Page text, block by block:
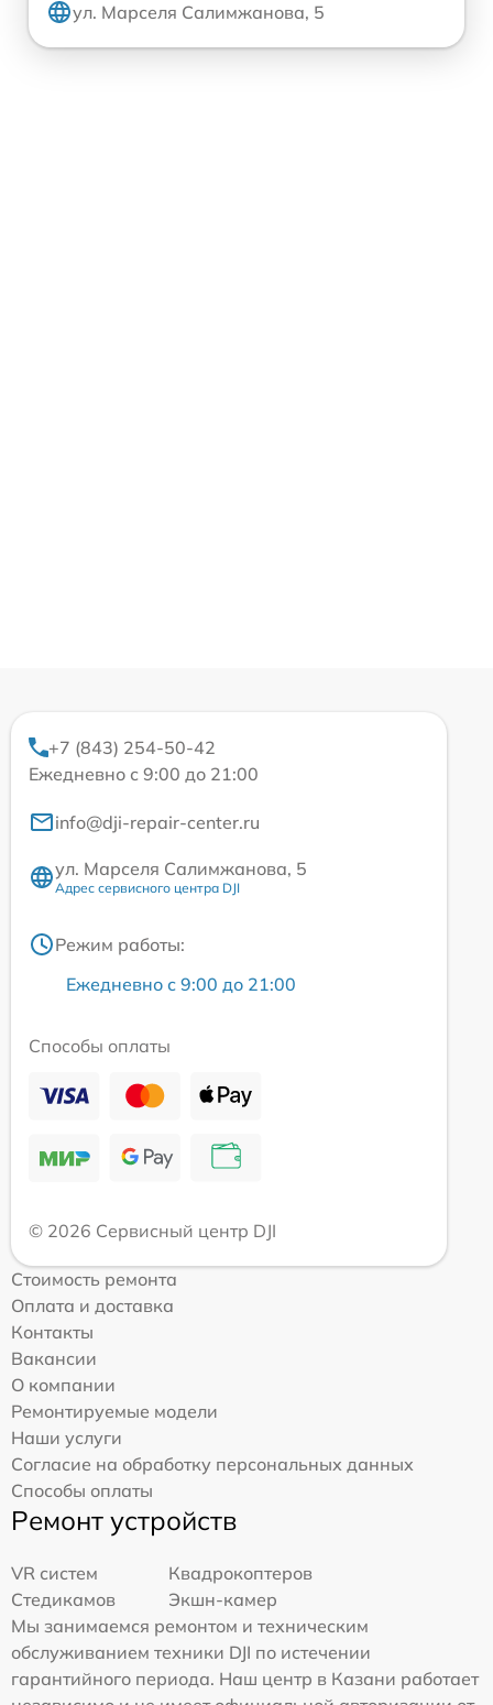
ул. Марселя Салимжанова, 5
+7 (843) 254-50-42
Ежедневно с 9:00 до 21:00
info@dji-repair-center.ru
ул. Марселя Салимжанова, 5
Адрес сервисного центра DJI
Режим работы:
Ежедневно с 9:00 до 21:00
Способы оплаты
© 2026 Сервисный центр DJI
Стоимость ремонта
Оплата и доставка
Контакты
Вакансии
О компании
Ремонтируемые модели
Наши услуги
Согласие на обработку персональных данных
Способы оплаты
Ремонт устройств
VR систем
Квадрокоптеров
Стедикамов
Экшн-камер
Мы занимаемся ремонтом и техническим
обслуживанием техники DJI по истечении
гарантийного периода. Наш центр в Казани работает